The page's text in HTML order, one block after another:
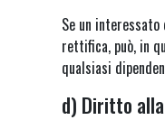
Se un
rettifica, può, in
qualsiasi
d) Diritto